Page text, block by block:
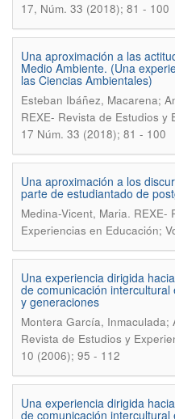
17, Núm. 33 (2018); 81 - 100
Una aproximación a las
Medio Ambiente. (Una
las Ciencias Ambientales)
Esteban Ibáñez, Macarena;
REXE- Revista de Estudios y
17 Núm. 33 (2018); 81 - 100
Una aproximación a los
parte de estudiantado de
Medina-Vicent, Maria. REXE-
Experiencias en Educación;
Una experiencia dirigida
de comunicación
y generaciones
Montera García, Inmaculada;
Revista de Estudios y
10 (2006); 95 - 112
Una experiencia dirigida
de comunicación